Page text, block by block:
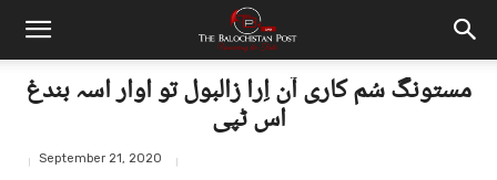
مستونگ سُم کاری آن اِرا زالبول تو اوار اسہ بندغ
اس ٹپی
September 21, 2020